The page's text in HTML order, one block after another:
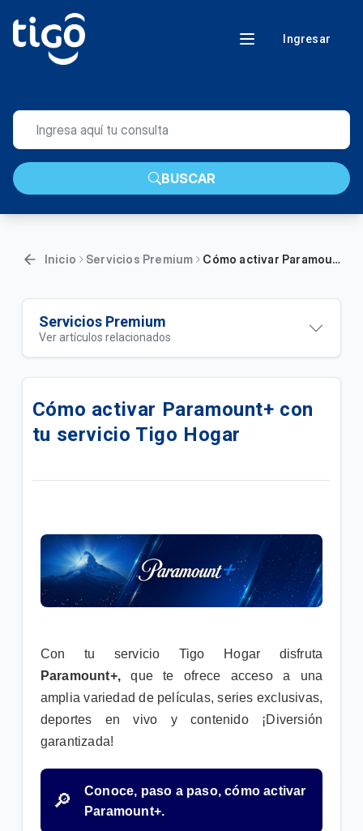
Ingresar
BUSCAR
Inicio Servicios Premium Cómo activar Paramount+ con tu servicio Tigo Hogar
Servicios Premium
Ver artículos relacionados
Cómo compartir tu contenido desde la App Tigo
¿Cómo activar la app Tigo Sports?
Todo sobre Disney+ Estándar incluido en tu Plan
Hogar
Cómo activar tu servicio y usuario HBO Max con tu
plan Tigo Hogar
Conoce los beneficios de activar Disney+ Premium
¿Cómo activo los servicios Premium desde Mi
¿Cómo puedo activar el servicio Paramount+?
Cómo activar Paramount+ con
tu servicio Tigo Hogar
Con tu servicio Tigo Hogar disfruta
Paramount+, que te ofrece acceso a una
amplia variedad de películas, series exclusivas,
deportes en vivo y contenido ¡Diversión
garantizada!
🔎
Conoce, paso a paso, cómo activar
Paramount+.